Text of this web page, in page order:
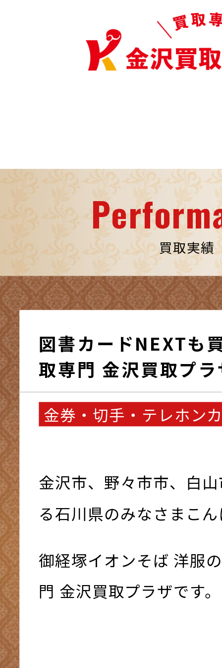
買取実績
図書カードNEXTも
取専門 金沢買取プ
金券・切手・テレホン
金沢市、野々市市、白
る石川県のみなさまこ
御経塚イオンそば 洋服
門 金沢買取プラザです。